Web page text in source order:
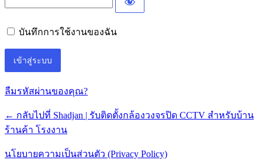
บันทึกการใช้งานของฉัน
ลืมรหัสผ่านของคุณ?
← กลับไปที่ Shadjan | รับติดตั้งกล้องวงจรปิด CCTV สำหรับบ้าน
ร้านค้า โรงงาน
นโยบายความเป็นส่วนตัว (Privacy Policy)